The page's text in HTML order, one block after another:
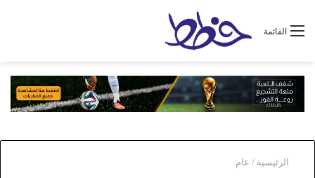
القائمة
الرئيسية / عام